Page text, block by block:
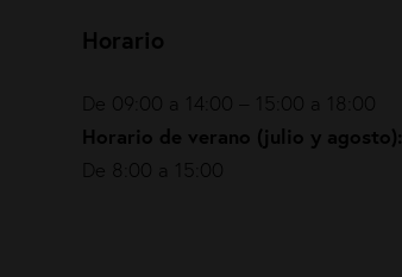
Horario
De 09:00 a 14:00 – 15:00 a 18:00
Horario de verano (julio y agosto):
De 8:00 a 15:00